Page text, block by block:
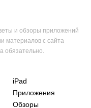
и обзоры приложений
материалов с сайта
обязательно.
iPad
Приложения
Обзоры